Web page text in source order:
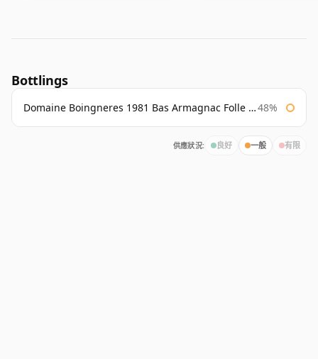
Bottlings
Domaine Boingneres 1981 Bas Armagnac Folle Blanche 48%
供應狀況: 良好 一般 有限